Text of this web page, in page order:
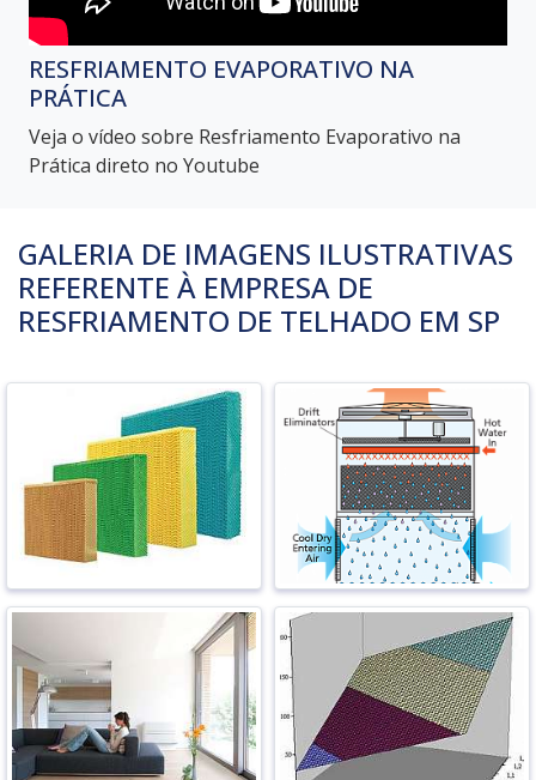
RESFRIAMENTO EVAPORATIVO NA
PRÁTICA
Veja o vídeo sobre Resfriamento Evaporativo na
Prática direto no Youtube
GALERIA DE IMAGENS ILUSTRATIVAS
REFERENTE À EMPRESA DE
RESFRIAMENTO DE TELHADO EM SP